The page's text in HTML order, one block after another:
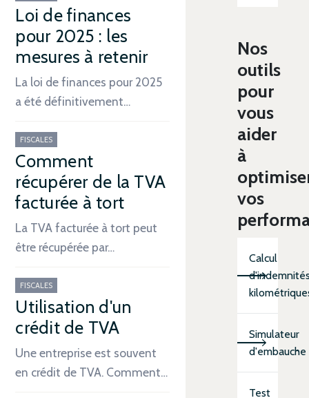
Loi de finances
pour 2025 : les
mesures à retenir
La loi de finances pour 2025
a été définitivement…
FISCALES
Comment
récupérer de la TVA
facturée à tort
La TVA facturée à tort peut
être récupérée par…
FISCALES
Utilisation d'un
crédit de TVA
Une entreprise est souvent
en crédit de TVA. Comment…
Nos
outils
pour
vous
aider
à
vos
Calcul
Simulateur
d'embauche
Test